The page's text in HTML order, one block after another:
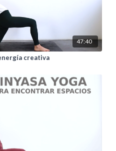
47:40
creativa